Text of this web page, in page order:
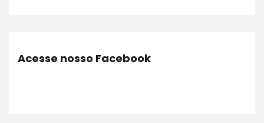
Acesse nosso Facebook